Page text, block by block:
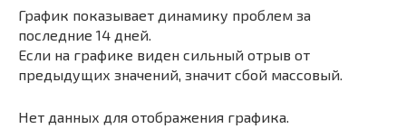
График показывает динамику проблем за
последние 14 дней.
Если на графике виден сильный отрыв от
предыдущих значений, значит сбой массовый.
Нет данных для отображения графика.